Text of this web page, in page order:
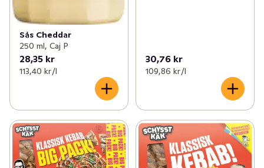
Sås Cheddar
250 ml, Caj P
28,35 kr
113,40 kr /l
30,76 kr
109,86 kr /l